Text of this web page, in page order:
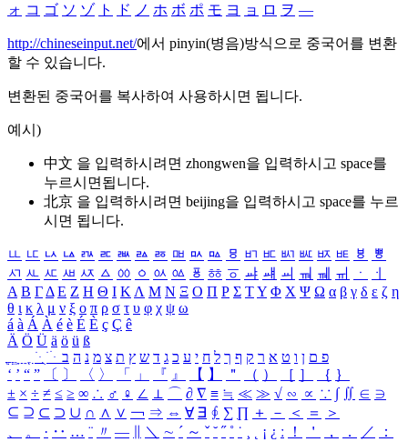
ォ コ ゴ ソ ゾ ト ド ノ ホ ボ ポ モ ヨ ョ ロ ヲ ―
http://chineseinput.net/에서 pinyin(병음)방식으로 중국어를 변환
할 수 있습니다.
변환된 중국어를 복사하여 사용하시면 됩니다.
예시)
中文 을 입력하시려면 zhongwen을 입력하시고 space를
누르시면됩니다.
北京 을 입력하시려면 beijing을 입력하시고 space를 누르
시면 됩니다.
ㅥ ㅦ ㅧ ㅨ ㅩ ㅪ ㅫ ㅬ ㅭ ㅮ ㅯ ㅰ ㅱ ㅲ ㅳ ㅴ ㅵ ㅶ ㅷ ㅸ
ㅹ
ㅺ ㅻ ㅼ ㅽ ㅾ ㅿ ㆀ ㆁ ㆂ ㆃ ㆄ ㆅ ㆆ ㆇ ㆈ ㆉ ㆊ ㆋ ㆌ ㆍ
ㆎ
Α Β ΓΔ Ε Ζ Η Θ Ι ΚΛ Μ Ν Ξ Ο Π Ρ Σ ΤΥ Φ Χ Ψ Ω α β γ δ ε ζ η
θ ι κ λ μ ν ξ ο π ρ σ τ υ φ χ ψ ω
á à Á À é è É È ç Ç ê
Ä Ö Ü ä ö ü ß
ִֶֹ ֻּ ׁׂ פ ם ן ו ט א ר ק ף ך ל ח י ע כ ג ד ש ץ ת צ מ נ ה ב
‘ ’ “ ” 〔 〕 〈 〉 「 」 『 』 【 】 ＂ （ ） ［ ］ ｛ ｝
± × ÷ ≠ ≤ ≥ ∞ ∴ ♂ ♀ ∠ ⊥ ⌒ ∂ ∇ ≡ ≒ ≪ ≫ √ ∽ ∝ ∵ ∫ ∬ ∈ ∋
⊆ ⊇ ⊂ ⊃ ∪ ∩ ∧ ∨ ￢ ⇒ ⇔ ∀ ∃ ∮ ∑ ∏ ＋ － ＜ ＝
＞
、
。 · ‥ … ¨ 〃 ― ＼ ∼ ´ ～ ˇ ˘ ˝ ˚ ˙ ¸ ¡ ¿ ː ！ ＇ ， ． ／
：